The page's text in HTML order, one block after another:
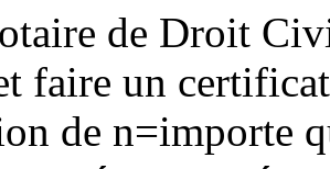
de Droit
faire un
de n=importe